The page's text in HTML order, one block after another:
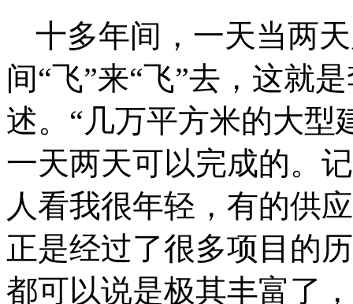
十多年间，一天当两
间“飞”来“飞”去，这就
述。“几万平方米的大型
一天两天可以完成的。
人看我很年轻，有的供
正是经过了很多项目的
都可以说是极其丰富了